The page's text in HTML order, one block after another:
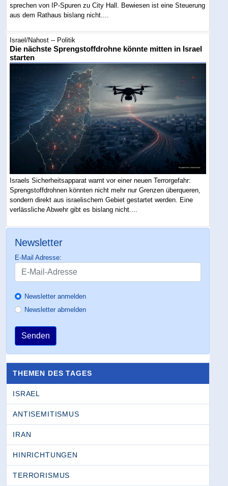
sprechen von IP-Spuren zu City Hall. Bewiesen ist eine Steuerung
aus dem Rathaus bislang nicht....
Israel/Nahost -- Politik
Die nächste Sprengstoffdrohne könnte mitten in Israel
starten
Israels Sicherheitsapparat warnt vor einer neuen Terrorgefahr:
Sprengstoffdrohnen könnten nicht mehr nur Grenzen überqueren,
sondern direkt aus israelischem Gebiet gestartet werden. Eine
verlässliche Abwehr gibt es bislang nicht....
Newsletter
E-Mail Adresse:
Newsletter anmelden
Newsletter abmelden
Senden
THEMEN DES TAGES
ISRAEL
ANTISEMITISMUS
IRAN
HINRICHTUNGEN
TERRORISMUS